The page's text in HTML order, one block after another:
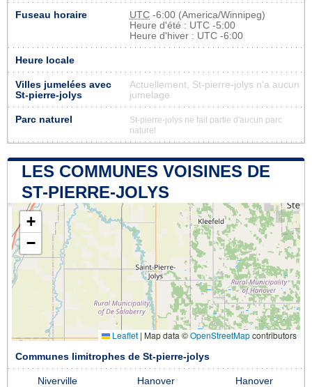
Fuseau horaire UTC -6:00 (America/Winnipeg)
Heure d'été : UTC -5:00
Heure d'hiver : UTC -6:00
Heure locale
Villes jumelées avec
St-pierre-jolys
Actuellement, St-pierre-jolys n'a aucun
jumelage
Parc naturel
St-pierre-jolys ne fait partie d'aucun parc
naturel
LES COMMUNES VOISINES DE
ST-PIERRE-JOLYS
+
−
Leaflet | Map data ©OpenStreetMapcontributors
Communes limitrophes de St-pierre-jolys
Niverville Hanover Hanover